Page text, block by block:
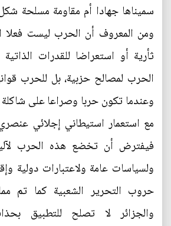
سميناها جهادا أم مقاومة مسلحة
ومن المعروف أن الحرب ليست فعلا
ثأرية أو استعراضا للقدرات
الحرب لمصالح حزبية، بل للحرب
وعندما تكون حربا وصراعا على
مع استعمار استيطاني إجلائي
فيفترض أن تخضع هذه الحرب
ولسياسات عامة ولاعتبارات دولية
حروب التحرير الشعبية كما تم
والجزائر لا تصلح للتطبيق